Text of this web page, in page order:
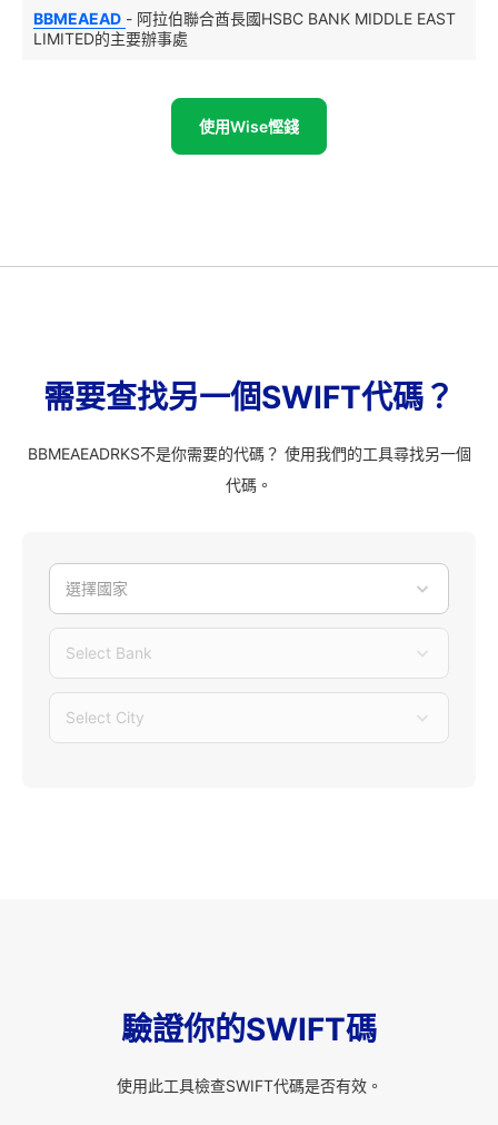
BBMEAEAD - 阿拉伯聯合酋長國HSBC BANK MIDDLE EAST
LIMITED的主要辦事處
使用Wise慳錢
需要查找另一個SWIFT代碼？
BBMEAEADRKS不是你需要的代碼？ 使用我們的工具尋找另一個
代碼。
選擇國家
Select Bank
Select City
驗證你的SWIFT碼
使用此工具檢查SWIFT代碼是否有效。